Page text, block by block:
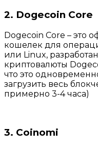
2. Dogecoin Core
Dogecoin Core – это
кошелек для
или Linux,
криптовалюты
что это
загрузить весь
примерно 3-4 часа)
3. Coinomi